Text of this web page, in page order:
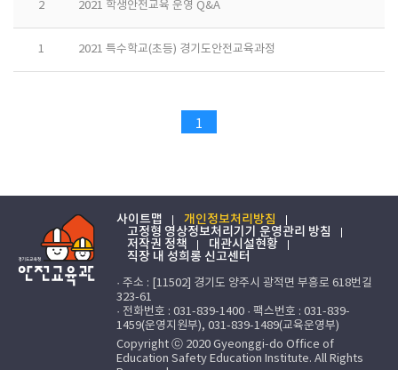
2 2021 학생안전교육 운영 Q&A
1 2021 특수학교(초등) 경기도안전교육과정
1
사이트맵
개인정보처리방침
고정형 영상정보처리기기 운영관리 방침
저작권 정책
대관시설현황
직장 내 성희롱 신고센터
· 주소 : [11502] 경기도 양주시 광적면 부흥로 618번길
323-61
· 전화번호 : 031-839-1400 · 팩스번호 : 031-839-
1459(운영지원부), 031-839-1489(교육운영부)
Copyright ⓒ 2020 Gyeonggi-do Office of
Education Safety Education Institute. All Rights